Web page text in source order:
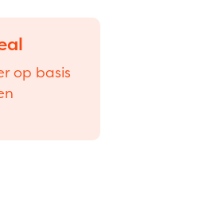
op basis